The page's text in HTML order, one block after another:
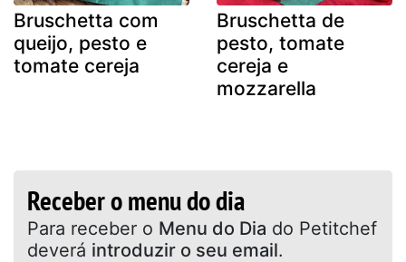
Bruschetta com
queijo, pesto e
tomate cereja
Bruschetta de
pesto, tomate
cereja e
mozzarella
Receber o menu do dia
Para receber o Menu do Dia do Petitchef
deverá introduzir o seu email.